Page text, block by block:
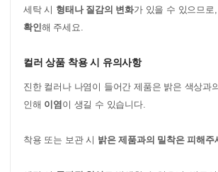
세탁 시 형태나 질감의 변화가 있을 수 있으므로,
확인 해 주세요.
컬러 상품 착용 시 유의사항
진한 컬러나 나염이 들어간 제품은 밝은 색상과
인해 이염 이 생길 수 있습니다.
착용 또는 보관 시 밝은 제품과의 밀착은 피해주